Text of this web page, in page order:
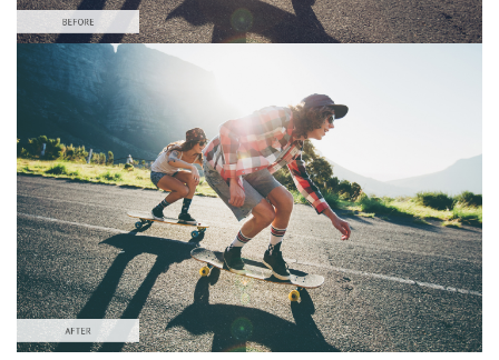
Bitte wählen Sie
Free Sony LUT #5
Premium Sony LUTs
Cinema Look Collection (80 LUTs)
Entire Collection (260 LUTs)
Kostenloser Download